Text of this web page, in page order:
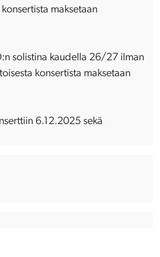
maksetaan
solistina kaudella 26/27 ilman
konsertista maksetaan
6.12.2025 sekä